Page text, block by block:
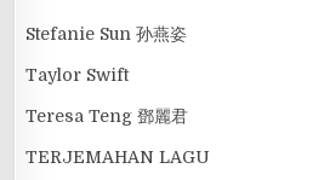
Stefanie Sun 孙燕姿
Taylor Swift
Teresa Teng 鄧麗君
TERJEMAHAN LAGU